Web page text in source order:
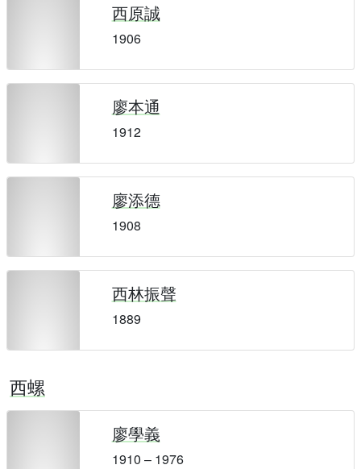
西原誠
1906
廖本通
1912
廖添德
1908
西林振聲
1889
西螺
廖學義
1910 – 1976